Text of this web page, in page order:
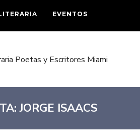
EVENTOS
JORGE ISAACS